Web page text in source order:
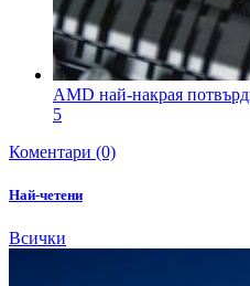
AMD най-накрая
5
Коментари (0)
Най-четени
Всички